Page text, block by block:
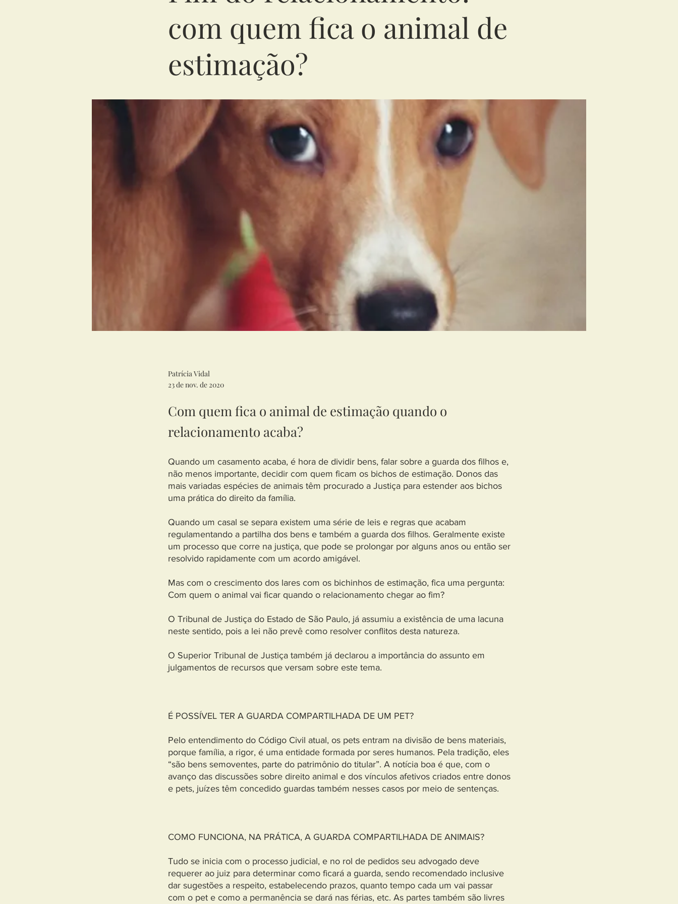
com quem fica o animal de
estimação?
Patrícia Vidal
23 de nov. de 2020
Com quem fica o animal de estimação quando o
relacionamento acaba?
Quando um casamento acaba, é hora de dividir bens, falar sobre a guarda dos filhos e,
não menos importante, decidir com quem ficam os bichos de estimação. Donos das
mais variadas espécies de animais têm procurado a Justiça para estender aos bichos
uma prática do direito da família.
Quando um casal se separa existem uma série de leis e regras que acabam
regulamentando a partilha dos bens e também a guarda dos filhos. Geralmente existe
um processo que corre na justiça, que pode se prolongar por alguns anos ou então ser
resolvido rapidamente com um acordo amigável.
Mas com o crescimento dos lares com os bichinhos de estimação, fica uma pergunta:
Com quem o animal vai ficar quando o relacionamento chegar ao fim?
O Tribunal de Justiça do Estado de São Paulo, já assumiu a existência de uma lacuna
neste sentido, pois a lei não prevê como resolver conflitos desta natureza.
O Superior Tribunal de Justiça também já declarou a importância do assunto em
julgamentos de recursos que versam sobre este tema.
É POSSÍVEL TER A GUARDA COMPARTILHADA DE UM PET?
Pelo entendimento do Código Civil atual, os pets entram na divisão de bens materiais,
porque família, a rigor, é uma entidade formada por seres humanos. Pela tradição, eles
“são bens semoventes, parte do patrimônio do titular”. A notícia boa é que, com o
avanço das discussões sobre direito animal e dos vínculos afetivos criados entre donos
e pets, juízes têm concedido guardas também nesses casos por meio de sentenças.
COMO FUNCIONA, NA PRÁTICA, A GUARDA COMPARTILHADA DE ANIMAIS?
Tudo se inicia com o processo judicial, e no rol de pedidos seu advogado deve
requerer ao juiz para determinar como ficará a guarda, sendo recomendado inclusive
dar sugestões a respeito, estabelecendo prazos, quanto tempo cada um vai passar
com o pet e como a permanência se dará nas férias, etc. As partes também são livres